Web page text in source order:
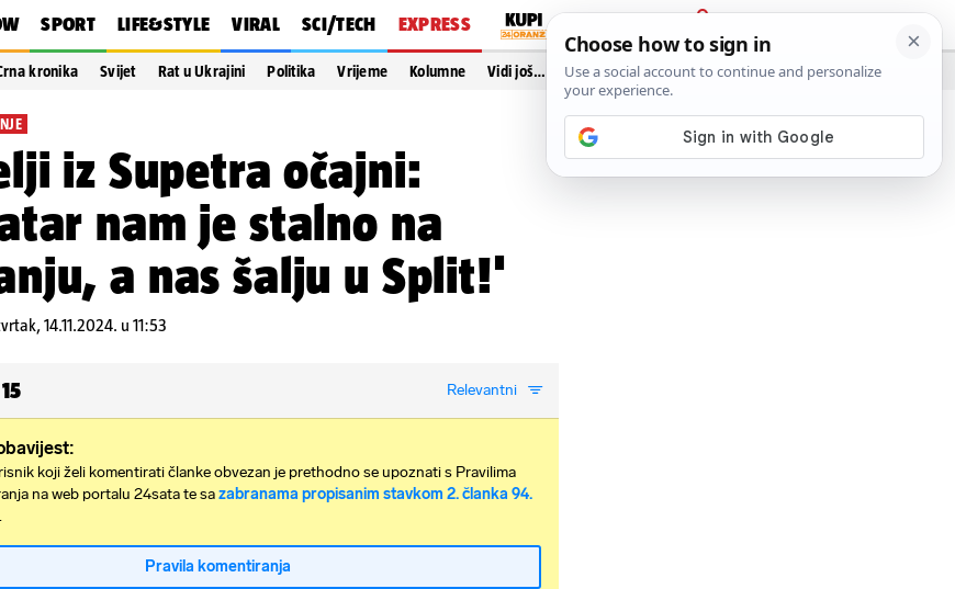
SPORT LIFE&STYLE VIRAL SCI/TECH EXPRESS
PRIJAVA
kronika Svijet Rat u Ukrajini Politika Vrijeme Kolumne Vidi još…
iz Supetra očajni:
nam je stalno na
a nas šalju u Split!'
14.11.2024. u 11:53
15 Relevantni
koji želi komentirati članke obvezan je prethodno se upoznati s Pravilima
na web portalu 24sata te sazabranama propisanim stavkom 2. članka 94.
.
Pravila komentiranja